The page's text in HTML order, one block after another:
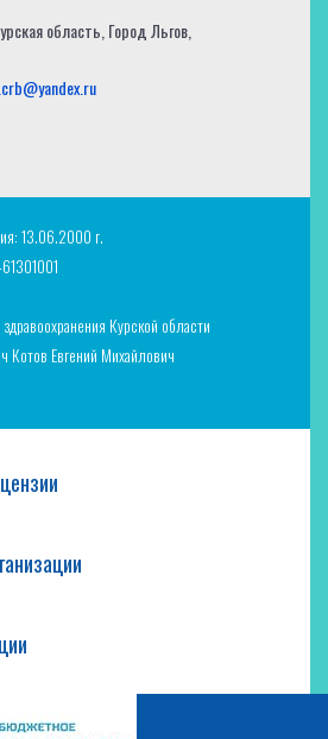
область, Город Льгов,
13.06.2000 г.
Курской области
Котов Евгений Михайлович